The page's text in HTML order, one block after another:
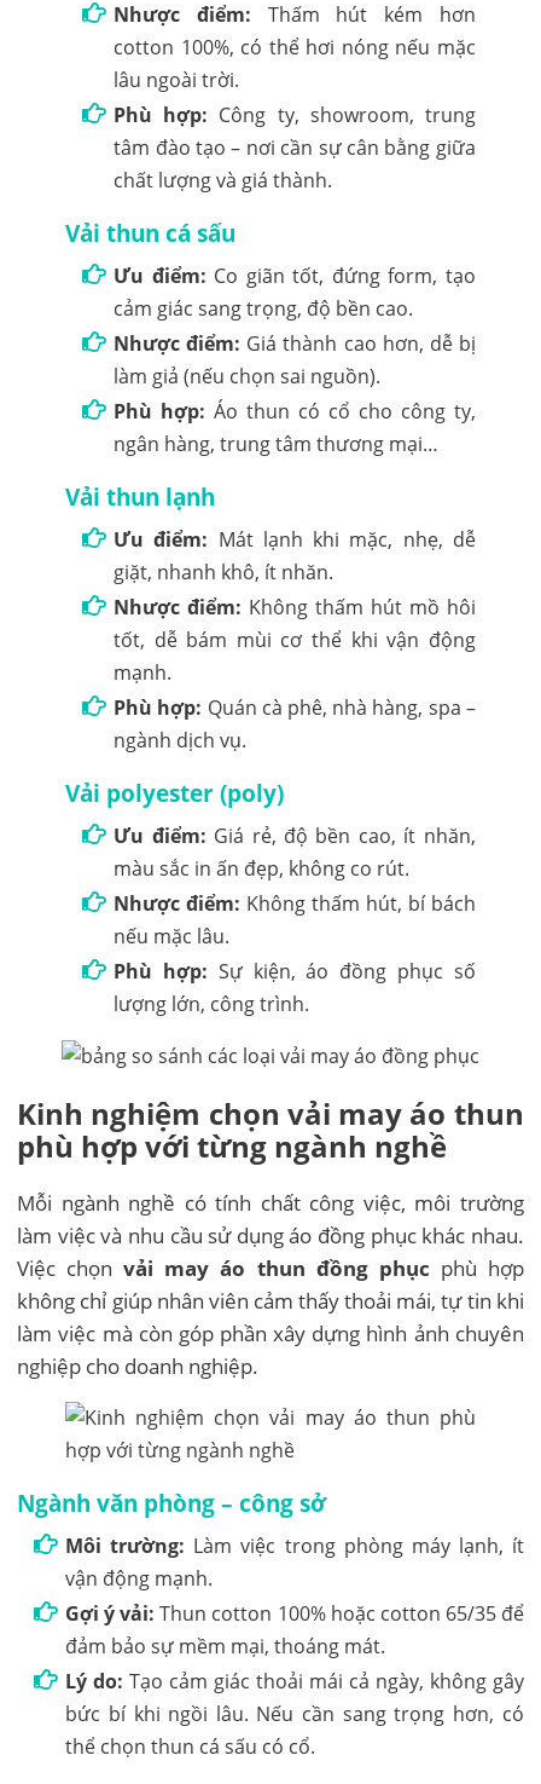
Nhược điểm: Thấm hút kém hơn
cotton 100%, có thể hơi nóng nếu mặc
lâu ngoài trời.
Phù hợp: Công ty, showroom, trung
tâm đào tạo – nơi cần sự cân bằng giữa
chất lượng và giá thành.
Vải thun cá sấu
Ưu điểm: Co giãn tốt, đứng form, tạo
cảm giác sang trọng, độ bền cao.
Nhược điểm: Giá thành cao hơn, dễ bị
làm giả (nếu chọn sai nguồn).
Phù hợp: Áo thun có cổ cho công ty,
ngân hàng, trung tâm thương mại…
Vải thun lạnh
Ưu điểm: Mát lạnh khi mặc, nhẹ, dễ
giặt, nhanh khô, ít nhăn.
Nhược điểm: Không thấm hút mồ hôi
tốt, dễ bám mùi cơ thể khi vận động
mạnh.
Phù hợp: Quán cà phê, nhà hàng, spa –
ngành dịch vụ.
Vải polyester (poly)
Ưu điểm: Giá rẻ, độ bền cao, ít nhăn,
màu sắc in ấn đẹp, không co rút.
Nhược điểm: Không thấm hút, bí bách
nếu mặc lâu.
Phù hợp: Sự kiện, áo đồng phục số
lượng lớn, công trình.
Kinh nghiệm chọn vải may áo thun
phù hợp với từng ngành nghề
Mỗi ngành nghề có tính chất công việc, môi trường
làm việc và nhu cầu sử dụng áo đồng phục khác nhau.
Việc chọnvải may áo thun đồng phục phù hợp
không chỉ giúp nhân viên cảm thấy thoải mái, tự tin khi
làm việc mà còn góp phần xây dựng hình ảnh chuyên
nghiệp cho doanh nghiệp.
Ngành văn phòng – công sở
Môi trường: Làm việc trong phòng máy lạnh, ít
vận động mạnh.
Gợi ý vải: Thun cotton 100% hoặc cotton 65/35 để
đảm bảo sự mềm mại, thoáng mát.
Lý do: Tạo cảm giác thoải mái cả ngày, không gây
bức bí khi ngồi lâu. Nếu cần sang trọng hơn, có
thể chọn thun cá sấu có cổ.